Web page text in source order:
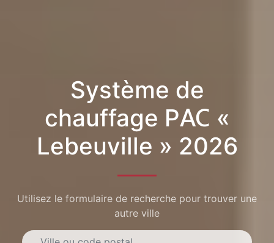
Système de
chauffage PAC «
Lebeuville » 2026
Utilisez le formulaire de recherche pour trouver une
autre ville